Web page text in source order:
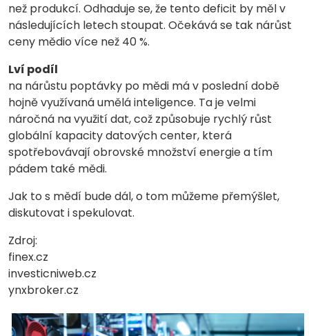
než produkcí. Odhaduje se, že tento deficit by měl v
následujících letech stoupat. Očekává se tak nárůst
ceny mědio více než 40 %.
Lví podíl
na nárůstu poptávky po mědi má v poslední době
hojně využívaná umělá inteligence. Ta je velmi
náročná na využití dat, což způsobuje rychlý růst
globální kapacity datových center, která
spotřebovávají obrovské množství energie a tím
pádem také mědi.
Jak to s mědí bude dál, o tom můžeme přemýšlet,
diskutovat i spekulovat.
Zdroj:
finex.cz
investicniweb.cz
ynxbroker.cz